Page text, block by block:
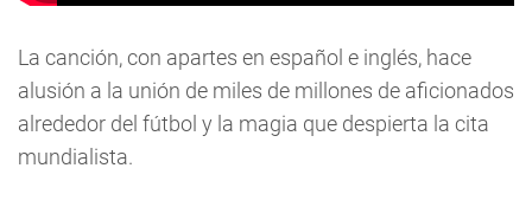
La canción, con apartes en español e inglés, hace
alusión a la unión de miles de millones de aficionados
alrededor del fútbol y la magia que despierta la cita
mundialista.